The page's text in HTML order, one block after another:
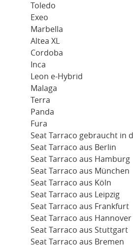
Toledo
Exeo
Marbella
Altea XL
Cordoba
Inca
Leon e-Hybrid
Malaga
Terra
Panda
Fura
Seat Tarraco gebraucht in
Seat Tarraco aus Berlin
Seat Tarraco aus Hamburg
Seat Tarraco aus München
Seat Tarraco aus Köln
Seat Tarraco aus Leipzig
Seat Tarraco aus Frankfurt
Seat Tarraco aus Hannover
Seat Tarraco aus Stuttgart
Seat Tarraco aus Bremen